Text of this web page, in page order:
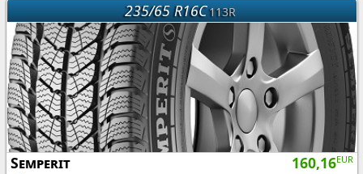
235/65 R16C113R
160,16EUR
Semperit